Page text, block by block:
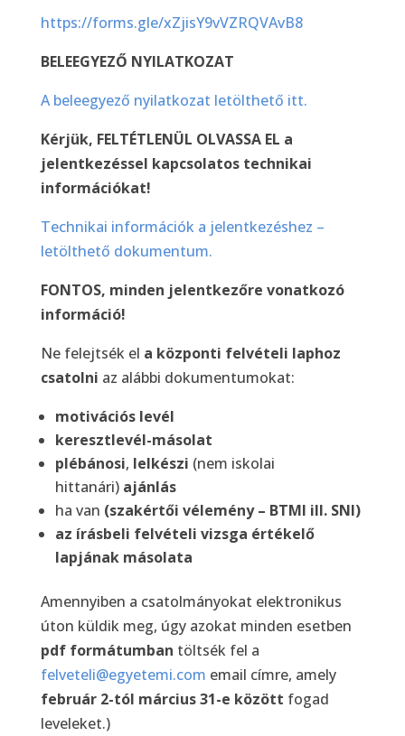
https://forms.gle/xZjisY9vVZRQVAvB8
BELEEGYEZŐ NYILATKOZAT
A beleegyező nyilatkozat letölthető itt.
Kérjük, FELTÉTLENÜL OLVASSA EL a
jelentkezéssel kapcsolatos technikai
információkat!
Technikai információk a jelentkezéshez –
letölthető dokumentum.
FONTOS, minden jelentkezőre vonatkozó
információ!
Ne felejtsék el a központi felvételi laphoz
csatolni az alábbi dokumentumokat:
motivációs levél
keresztlevél-másolat
plébánosi, lelkészi (nem iskolai
hittanári) ajánlás
ha van (szakértői vélemény – BTMI ill. SNI)
az írásbeli felvételi vizsga értékelő
lapjának másolata
Amennyiben a csatolmányokat elektronikus
úton küldik meg, úgy azokat minden esetben
pdf formátumban töltsék fel a
felveteli@egyetemi.com email címre, amely
február 2-tól március 31-e között fogad
leveleket.)